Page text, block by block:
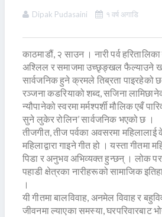
Dipak Pudasaini १ वर्ष अगाडि
काठमाडौं, २ साउन । नारी पर्व
अश्लिल र समाजमा उच्छृङ्खल फैल्याउने
सार्वजनिक हुने क्रमले तिब्रता पाइरहेको
रञ्जना कडरियाको शब्द, सजिना
न्यौपानेको स्वरमा मर्मश्पर्शी मौलिक एबँ
सुने लुकेर रोलिन’ सार्वजनिक भएको छ ।
तीजगीत, तीज पर्वका अवसरमा महिलालाई
महिलाद्वारा गाइने गीत हो । यस्ता गीतमा
पिडा र अनुभव अभिव्यक्त हुन्छन् । लोक
पहाडी क्षेत्रका नारीहरूको सामाजिक
।
यी गीतमा बालविवाह, अनमेल विवाह र
जीवनमा ल्याएका समस्या, घरपरिवारबाट